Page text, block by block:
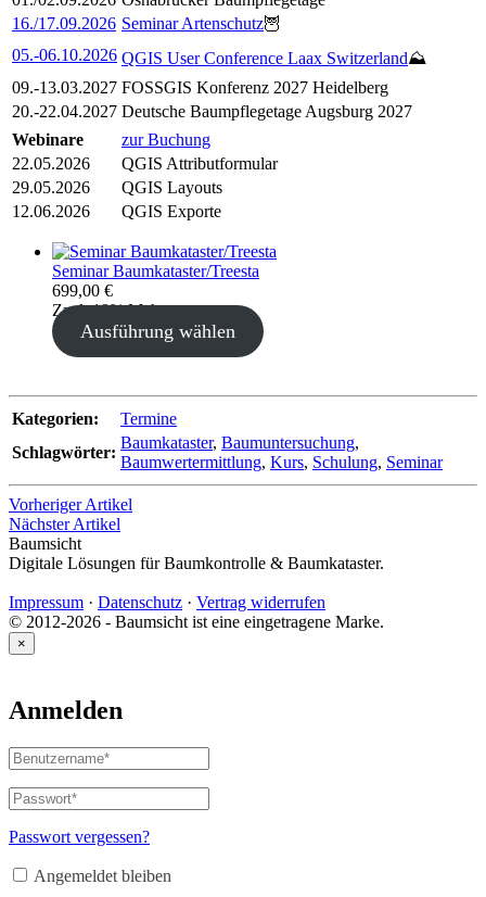
16./17.09.2026 Seminar Artenschutz🦉
05.-06.10.2026 QGIS User Conference Laax Switzerland⛰️
09.-13.03.2027 FOSSGIS Konferenz 2027 Heidelberg
20.-22.04.2027 Deutsche Baumpflegetage Augsburg 2027
Webinare
zur Buchung
22.05.2026
QGIS Attributformular
29.05.2026
QGIS Layouts
12.06.2026
QGIS Exporte
Seminar Baumkataster/Treesta
699,00 €
Zzgl. 19% Mehrwertsteuer
Ausführung wählen
Kategorien:
Termine
Schlagwörter:
Baumkataster, Baumuntersuchung,
Baumwertermittlung, Kurs, Schulung, Seminar
Vorheriger Artikel
Nächster Artikel
Baumsicht
Digitale Lösungen für Baumkontrolle & Baumkataster.
Impressum · Datenschutz · Vertrag widerrufen
© 2012-2026 - Baumsicht ist eine eingetragene Marke.
×
Anmelden
Benutzername
oder
E-
Mail-
Adresse*
Passwort*
Erforderlich
Passwort vergessen?
Angemeldet bleiben